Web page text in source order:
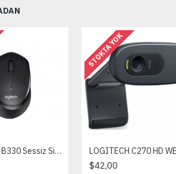
LOGITECH B330 Sessiz Siyah Kablosuz Mouse
STOKTA YOK
$42,00